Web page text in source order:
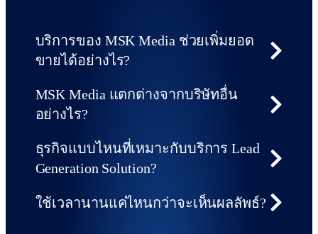
บริการของ MSK Media ช่วยเพิ่มยอด
ขายได้อย่างไร?
MSK Media แตกต่างจากบริษัทอื่น
อย่างไร?
ธุรกิจแบบไหนที่เหมาะกับบริการ Lead
Generation Solution?
ใช้เวลานานแค่ไหนกว่าจะเห็นผลลัพธ์?